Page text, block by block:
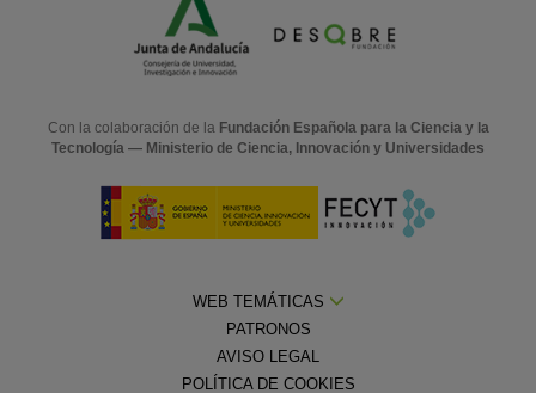
Con la colaboración de la Fundación Española para la Ciencia y la
Tecnología — Ministerio de Ciencia, Innovación y Universidades
WEB TEMÁTICAS
PATRONOS
AVISO LEGAL
POLÍTICA DE COOKIES